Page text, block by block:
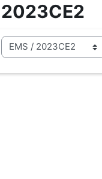
2023CE2
Категории курсов